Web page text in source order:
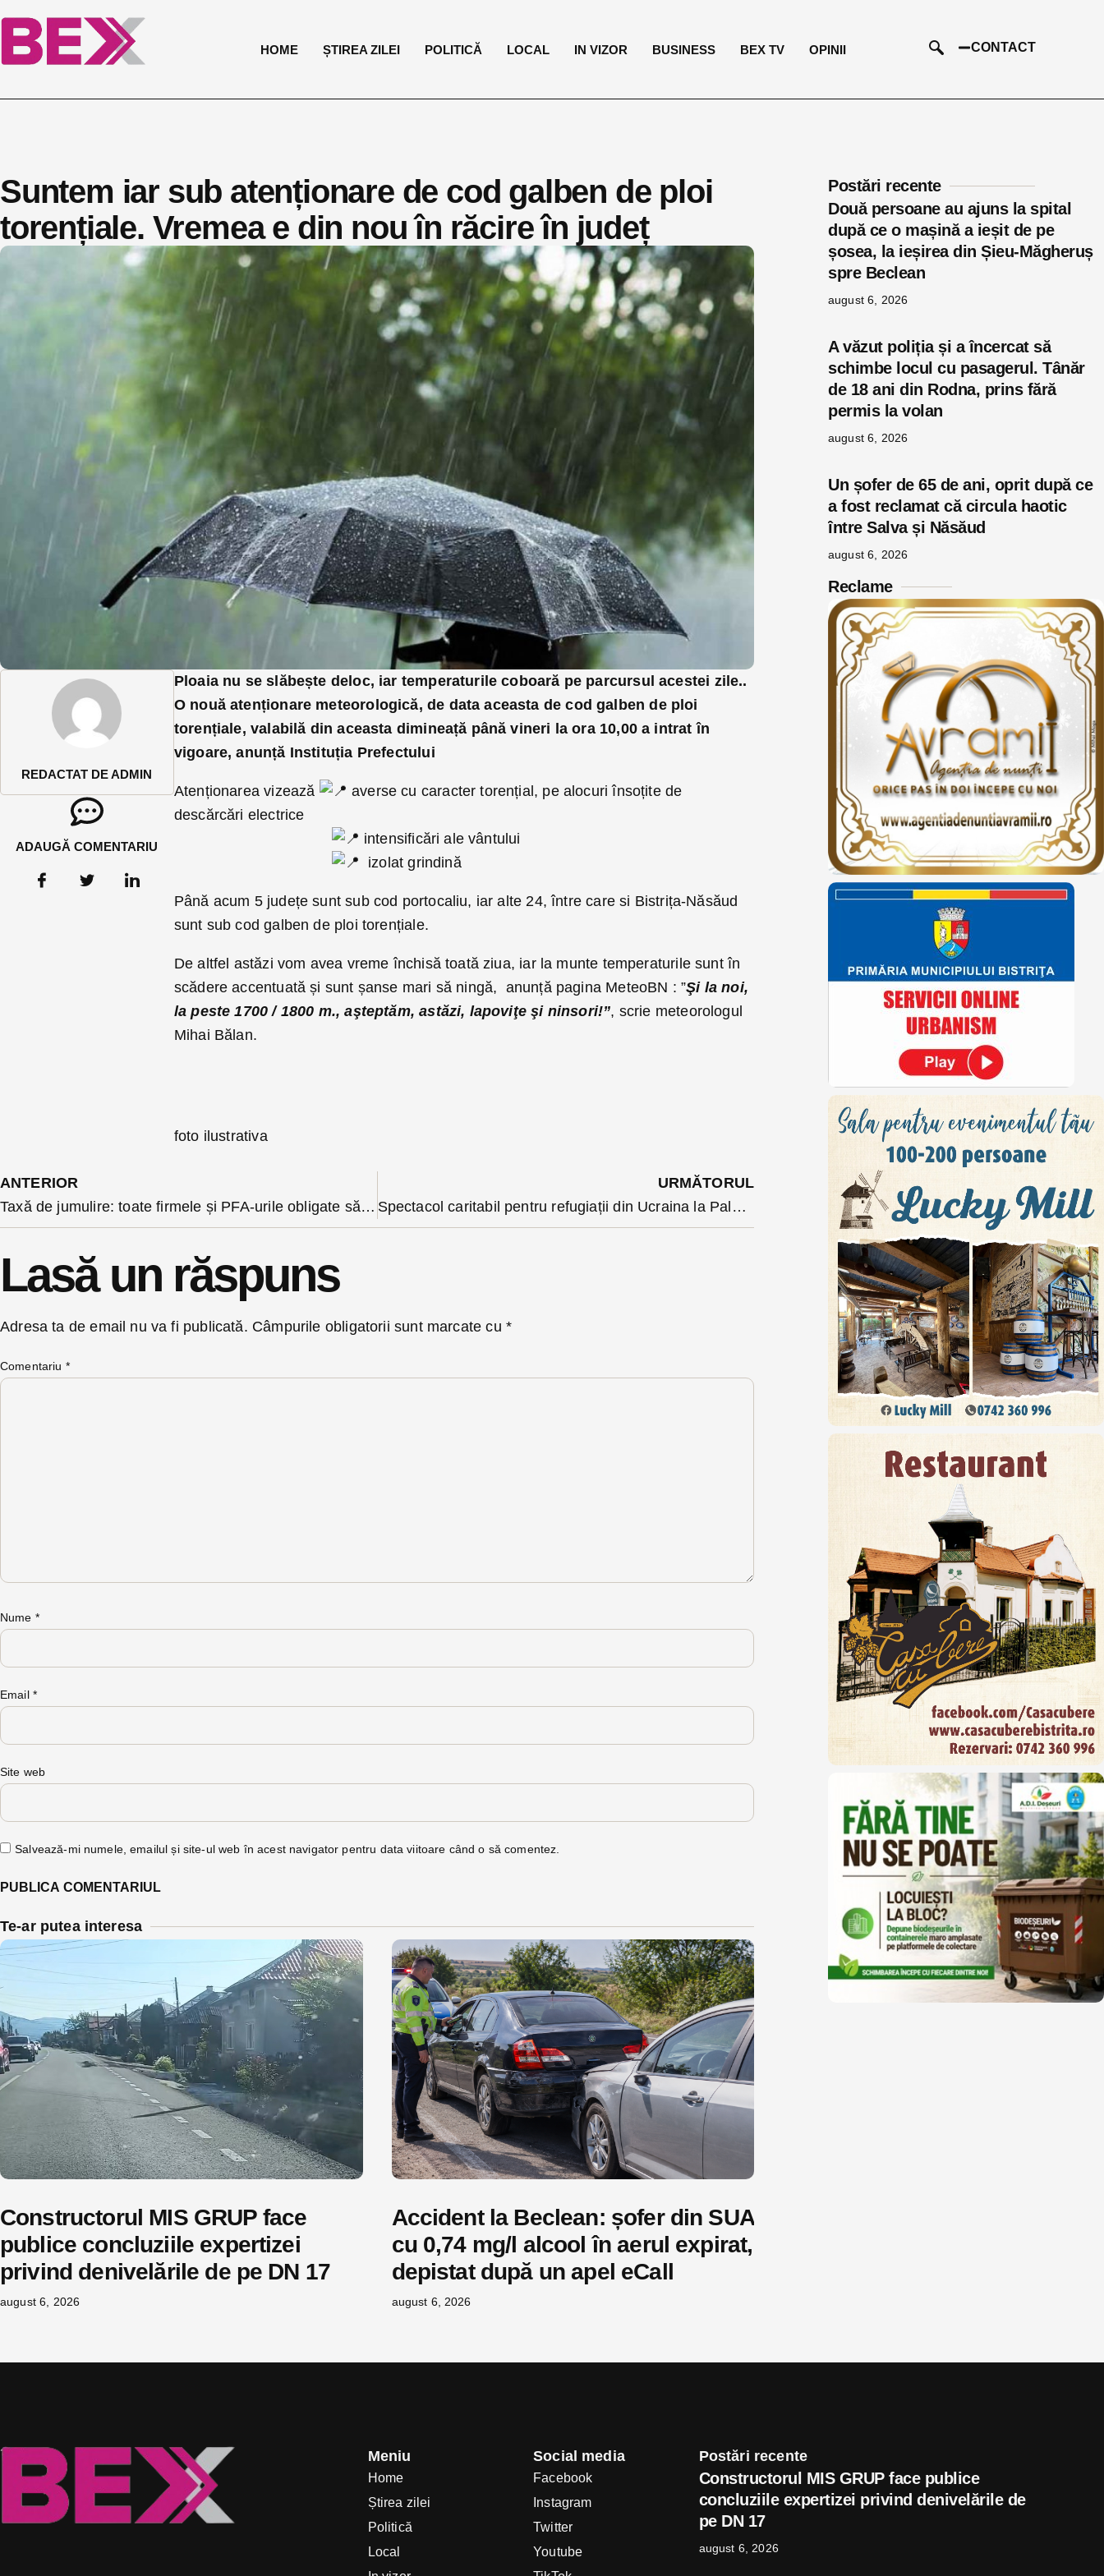
HOME ȘTIREA ZILEI POLITICĂ LOCAL IN VIZOR BUSINESS BEX TV OPINII CONTACT
Suntem iar sub atenționare de cod galben de ploi
torențiale. Vremea e din nou în răcire în județ
REDACTAT DE ADMIN
ADAUGĂ COMENTARIU
Ploaia nu se slăbește deloc, iar temperaturile coboară pe parcursul acestei zile..
O nouă atenționare meteorologică, de data aceasta de cod galben de ploi
torențiale, valabilă din aceasta dimineață până vineri la ora 10,00 a intrat în
vigoare, anunță Instituția Prefectului
Atenționarea vizează
averse cu caracter torențial, pe alocuri însoțite de
descărcări electrice
intensificări ale vântului
izolat grindină
Până acum 5 județe sunt sub cod portocaliu, iar alte 24, între care si Bistrița-Năsăud
sunt sub cod galben de ploi torențiale.
De altfel astăzi vom avea vreme închisă toată ziua, iar la munte temperaturile sunt în
scădere accentuată și sunt șanse mari să ningă, anunță pagina MeteoBN : ”Şi la noi,
la peste 1700 / 1800 m., aşteptăm, astăzi, lapoviţe şi ninsori!”, scrie meteorologul
Mihai Bălan.
foto ilustrativa
ANTERIOR
Taxă de jumulire: toate firmele și PFA-urile obligate să achite camerelor județene de comerț o taxă anuală, prevede un proiect de lege. De ce nimeni nu-și va permite să nu plătească?
URMĂTORUL
Spectacol caritabil pentru refugiații din Ucraina la Palatul Culturii din Bistrița în această seară
Lasă un răspuns
Adresa ta de email nu va fi publicată. Câmpurile obligatorii sunt marcate cu *
Comentariu *
Nume *
Email *
Site web
Salvează-mi numele, emailul și site-ul web în acest navigator pentru data viitoare când o să comentez.
Te-ar putea interesa
Constructorul MIS GRUP face
publice concluziile expertizei
privind denivelările de pe DN 17
august 6, 2026
Accident la Beclean: șofer din SUA
cu 0,74 mg/l alcool în aerul expirat,
depistat după un apel eCall
august 6, 2026
Postări recente
Două persoane au ajuns la spital
după ce o mașină a ieșit de pe
șosea, la ieșirea din Șieu-Măgheruș
spre Beclean
august 6, 2026
A văzut poliția și a încercat să
schimbe locul cu pasagerul. Tânăr
de 18 ani din Rodna, prins fără
permis la volan
august 6, 2026
Un șofer de 65 de ani, oprit după ce
a fost reclamat că circula haotic
între Salva și Năsăud
august 6, 2026
Reclame
Meniu
Home
Știrea zilei
Politică
Local
Social media
Facebook
Instagram
Twitter
Youtube
Postări recente
Constructorul MIS GRUP face publice
concluziile expertizei privind denivelările de
pe DN 17
august 6, 2026